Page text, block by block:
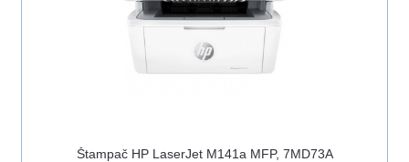
Štampač HP LaserJet M141a MFP, 7MD73A